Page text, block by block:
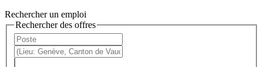
Rechercher un emploi
Rechercher des offres